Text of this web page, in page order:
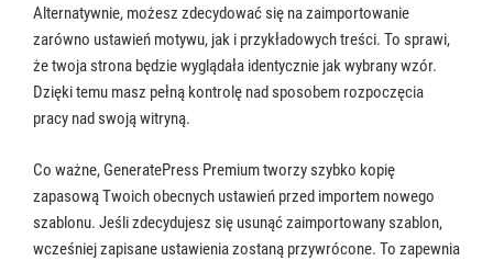
Alternatywnie, możesz zdecydować się na zaimportowanie
zarówno ustawień motywu, jak i przykładowych treści. To sprawi,
że twoja strona będzie wyglądała identycznie jak wybrany wzór.
Dzięki temu masz pełną kontrolę nad sposobem rozpoczęcia
pracy nad swoją witryną.
Co ważne, GeneratePress Premium tworzy szybko kopię
zapasową Twoich obecnych ustawień przed importem nowego
szablonu. Jeśli zdecydujesz się usunąć zaimportowany szablon,
wcześniej zapisane ustawienia zostaną przywrócone. To zapewnia